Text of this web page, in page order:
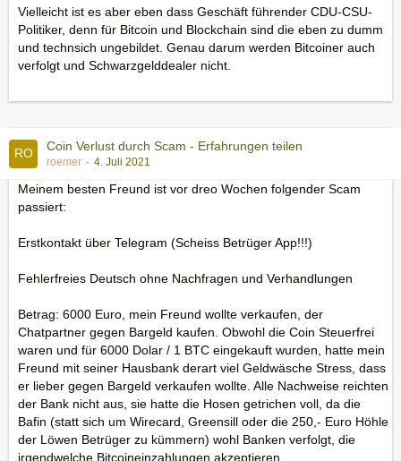
Vielleicht ist es aber eben dass Geschäft führender CDU-CSU-
Politiker, denn für Bitcoin und Blockchain sind die eben zu dumm
und technsich ungebildet. Genau darum werden Bitcoiner auch
verfolgt und Schwarzgelddealer nicht.
Coin Verlust durch Scam - Erfahrungen teilen
roemer 4. Juli 2021
Meinem besten Freund ist vor dreo Wochen folgender Scam
passiert:
Erstkontakt über Telegram (Scheiss Betrüger App!!!)
Fehlerfreies Deutsch ohne Nachfragen und Verhandlungen
Betrag: 6000 Euro, mein Freund wollte verkaufen, der
Chatpartner gegen Bargeld kaufen. Obwohl die Coin Steuerfrei
waren und für 6000 Dolar / 1 BTC eingekauft wurden, hatte mein
Freund mit seiner Hausbank derart viel Geldwäsche Stress, dass
er lieber gegen Bargeld verkaufen wollte. Alle Nachweise reichten
der Bank nicht aus, sie hatte die Hosen getrichen voll, da die
Bafin (statt sich um Wirecard, Greensill oder die 250,- Euro Höhle
der Löwen Betrüger zu kümmern) wohl Banken verfolgt, die
irgendwelche Bitcoineinzahlungen akzeptieren.